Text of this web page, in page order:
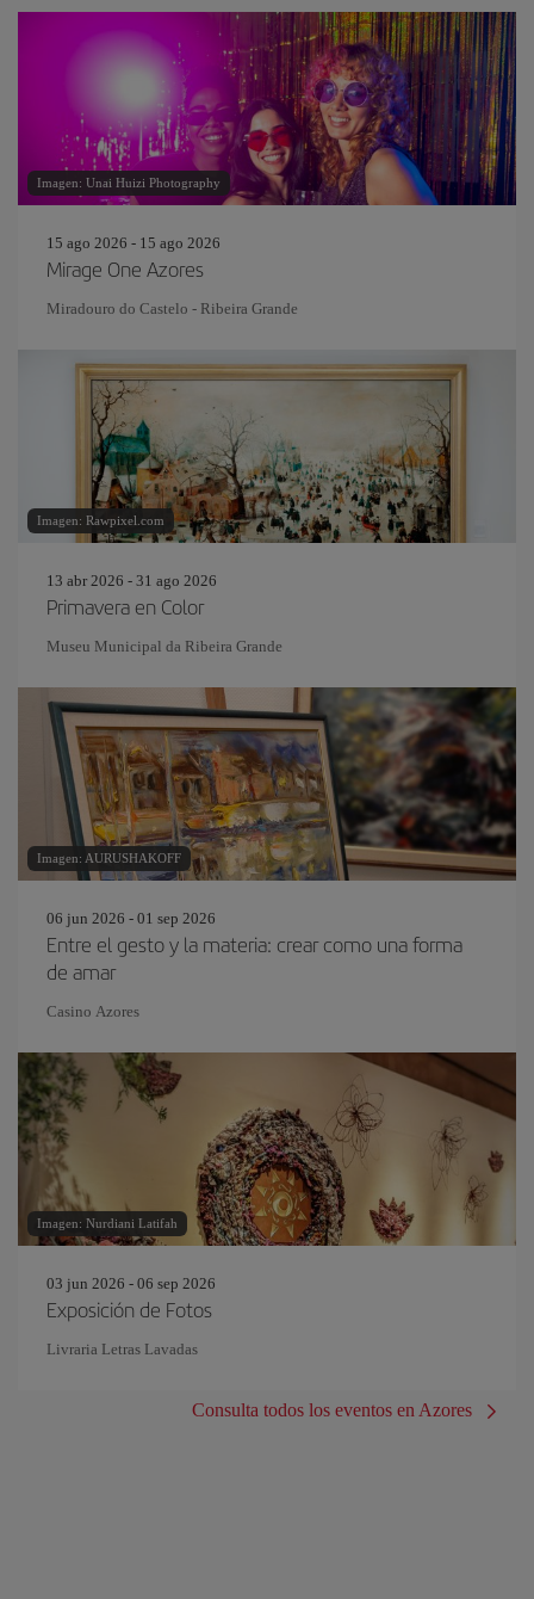
Imagen: Unai Huizi Photography
15 ago 2026 - 15 ago 2026
Mirage One Azores
Miradouro do Castelo - Ribeira Grande
Imagen: Rawpixel.com
13 abr 2026 - 31 ago 2026
Primavera en Color
Museu Municipal da Ribeira Grande
Imagen: AURUSHAKOFF
06 jun 2026 - 01 sep 2026
Entre el gesto y la materia: crear como una forma
de amar
Casino Azores
Imagen: Nurdiani Latifah
03 jun 2026 - 06 sep 2026
Exposición de Fotos
Livraria Letras Lavadas
Consulta todos los eventos en Azores